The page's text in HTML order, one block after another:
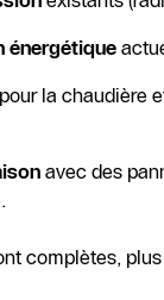
énergétique
pour la chaudière
avec des
complètes,